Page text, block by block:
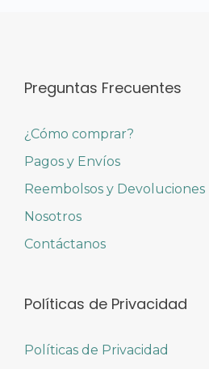
Preguntas Frecuentes
¿Cómo comprar?
Pagos y Envíos
Reembolsos y Devoluciones
Nosotros
Contáctanos
Políticas de Privacidad
Políticas de Privacidad